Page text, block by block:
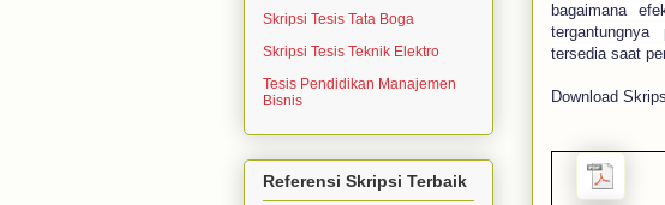
bagaimana
tersedia saat
Download
Skripsi Tesis Tata Boga
Skripsi Tesis Teknik Elektro
Tesis Pendidikan Manajemen
Bisnis
Referensi Skripsi Terbaik